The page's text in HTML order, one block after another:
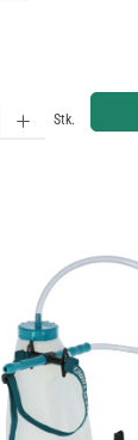
Wert ein oder
Stk.